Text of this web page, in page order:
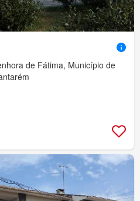
de Fátima, Município de